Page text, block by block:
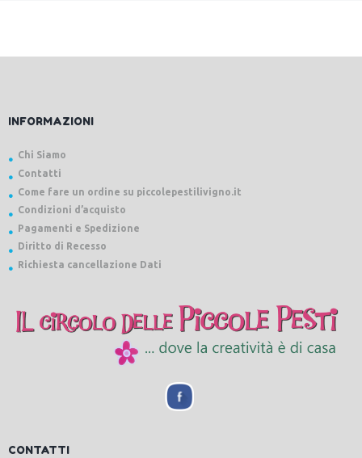
INFORMAZIONI
Chi Siamo
Contatti
Come fare un ordine su piccolepestilivigno.it
Condizioni d’acquisto
Pagamenti e Spedizione
Diritto di Recesso
Richiesta cancellazione Dati
CONTATTI